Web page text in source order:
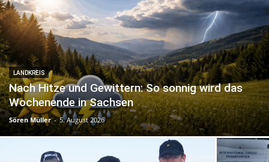
LANDKREIS
Nach Hitze und Gewittern: So sonnig wird das
Wochenende in Sachsen
Sören Müller - 5. August 2026